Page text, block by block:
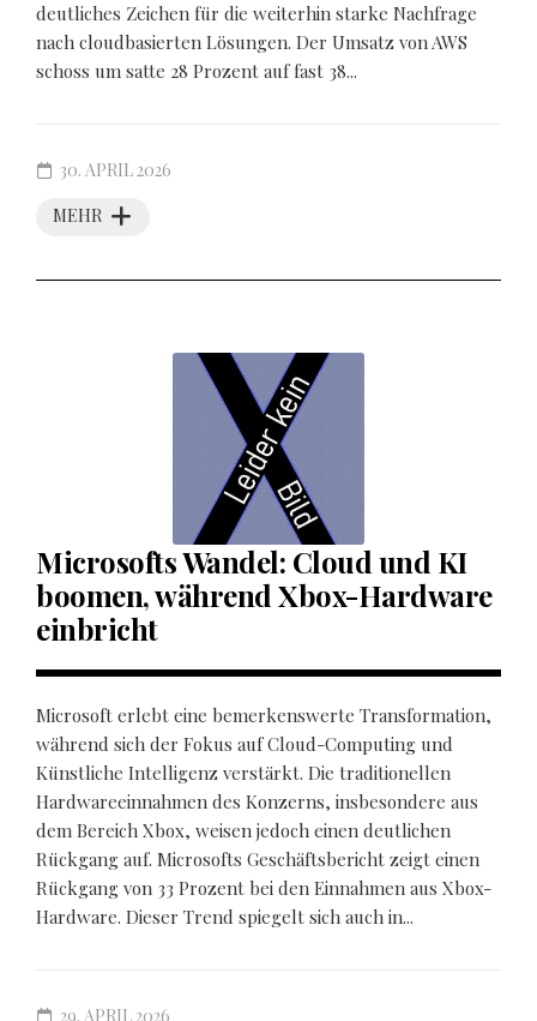
deutliches Zeichen für die weiterhin starke Nachfrage
nach cloudbasierten Lösungen. Der Umsatz von AWS
schoss um satte 28 Prozent auf fast 38...
MEHR
30. APRIL 2026
Microsofts Wandel: Cloud und KI
boomen, während Xbox-Hardware
einbricht
Microsoft erlebt eine bemerkenswerte Transformation,
während sich der Fokus auf Cloud-Computing und
Künstliche Intelligenz verstärkt. Die traditionellen
Hardwareeinnahmen des Konzerns, insbesondere aus
dem Bereich Xbox, weisen jedoch einen deutlichen
Rückgang auf. Microsofts Geschäftsbericht zeigt einen
Rückgang von 33 Prozent bei den Einnahmen aus Xbox-
Hardware. Dieser Trend spiegelt sich auch in...
29. APRIL 2026